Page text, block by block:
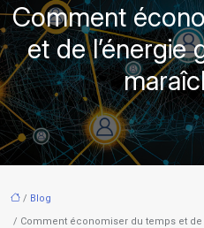
Comment
et de l’énergie
/ Blog
/ Comment économiser du temps et